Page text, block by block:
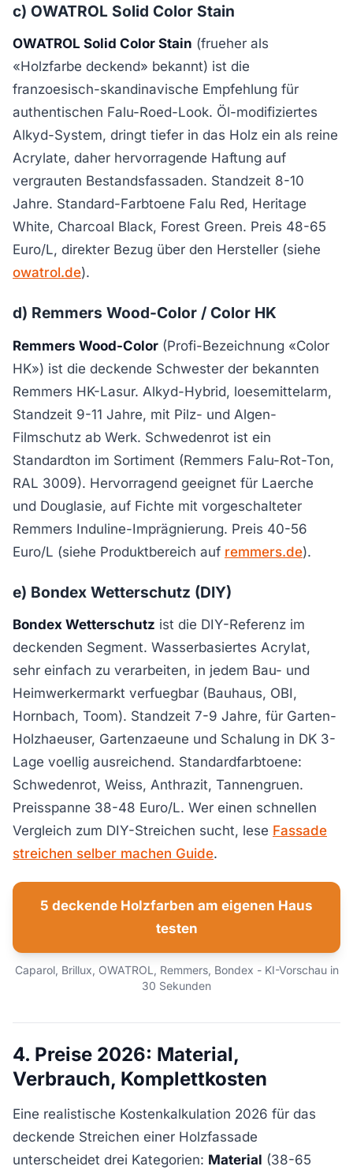
c) OWATROL Solid Color Stain
OWATROL Solid Color Stain (frueher als
«Holzfarbe deckend» bekannt) ist die
franzoesisch-skandinavische Empfehlung für
authentischen Falu-Roed-Look. Öl-modifiziertes
Alkyd-System, dringt tiefer in das Holz ein als reine
Acrylate, daher hervorragende Haftung auf
vergrauten Bestandsfassaden. Standzeit 8-10
Jahre. Standard-Farbtoene Falu Red, Heritage
White, Charcoal Black, Forest Green. Preis 48-65
Euro/L, direkter Bezug über den Hersteller (siehe
owatrol.de).
d) Remmers Wood-Color / Color HK
Remmers Wood-Color (Profi-Bezeichnung «Color
HK») ist die deckende Schwester der bekannten
Remmers HK-Lasur. Alkyd-Hybrid, loesemittelarm,
Standzeit 9-11 Jahre, mit Pilz- und Algen-
Filmschutz ab Werk. Schwedenrot ist ein
Standardton im Sortiment (Remmers Falu-Rot-Ton,
RAL 3009). Hervorragend geeignet für Laerche
und Douglasie, auf Fichte mit vorgeschalteter
Remmers Induline-Imprägnierung. Preis 40-56
Euro/L (siehe Produktbereich auf remmers.de).
e) Bondex Wetterschutz (DIY)
Bondex Wetterschutz ist die DIY-Referenz im
deckenden Segment. Wasserbasiertes Acrylat,
sehr einfach zu verarbeiten, in jedem Bau- und
Heimwerkermarkt verfuegbar (Bauhaus, OBI,
Hornbach, Toom). Standzeit 7-9 Jahre, für Garten-
Holzhaeuser, Gartenzaeune und Schalung in DK 3-
Lage voellig ausreichend. Standardfarbtoene:
Schwedenrot, Weiss, Anthrazit, Tannengruen.
Preisspanne 38-48 Euro/L. Wer einen schnellen
Vergleich zum DIY-Streichen sucht, lese Fassade
streichen selber machen Guide.
5 deckende Holzfarben am eigenen Haus
testen
Caparol, Brillux, OWATROL, Remmers, Bondex - KI-Vorschau in
30 Sekunden
4. Preise 2026: Material,
Verbrauch, Komplettkosten
Eine realistische Kostenkalkulation 2026 für das
deckende Streichen einer Holzfassade
unterscheidet drei Kategorien: Material (38-65